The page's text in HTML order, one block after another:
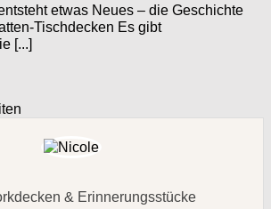
etwas Neues – die Geschichte
Tischdecken Es gibt
[...]
& Erinnerungsstücke